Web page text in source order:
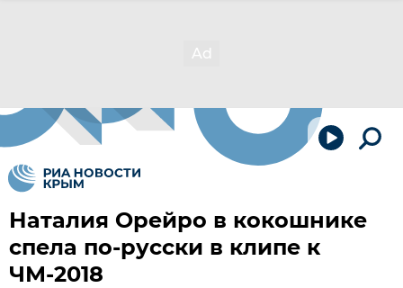
Наталия Орейро в кокошнике
спела по-русски в клипе к
ЧМ-2018